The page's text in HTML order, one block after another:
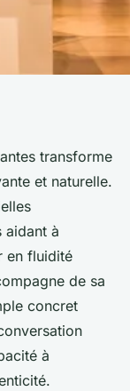
arabes
transforme
et naturelle.
aidant à
en fluidité
de sa
concret
à